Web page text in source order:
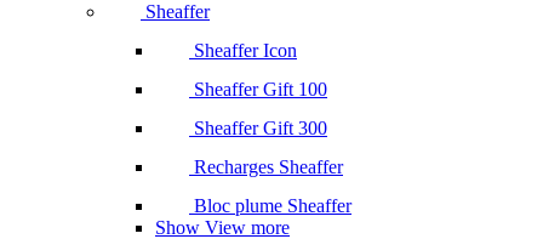
Sheaffer
Sheaffer Icon
Sheaffer Gift 100
Sheaffer Gift 300
Recharges Sheaffer
Bloc plume Sheaffer
Show View more